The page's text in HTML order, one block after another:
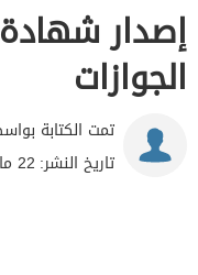
إصدار
الجوازات
تمت الكتابة
تاريخ النشر: 22 مايو 2025 - 7:48م